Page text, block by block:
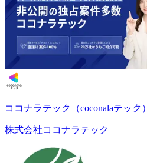
ココナラテック（coconalaテック）
株式会社ココナラテック